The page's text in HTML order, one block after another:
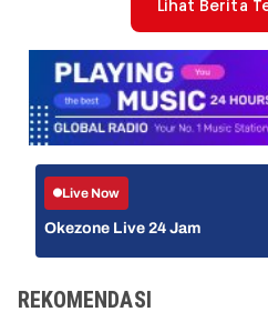
Lihat Berita
Live Now
Okezone Live 24 Jam